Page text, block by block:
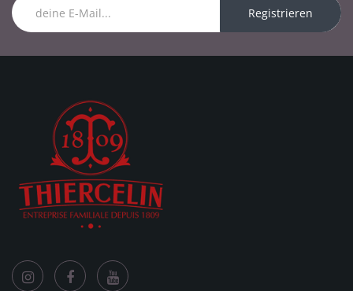
Registrieren